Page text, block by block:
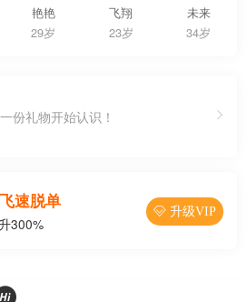
艳艳
29岁
飞翔
23岁
未来
34岁
份礼物开始认识！
速脱单
300%
 升级VIP